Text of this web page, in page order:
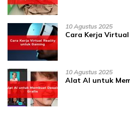
10 Agustus 2025
Cara Kerja
10 Agustus 2025
Alat AI untuk